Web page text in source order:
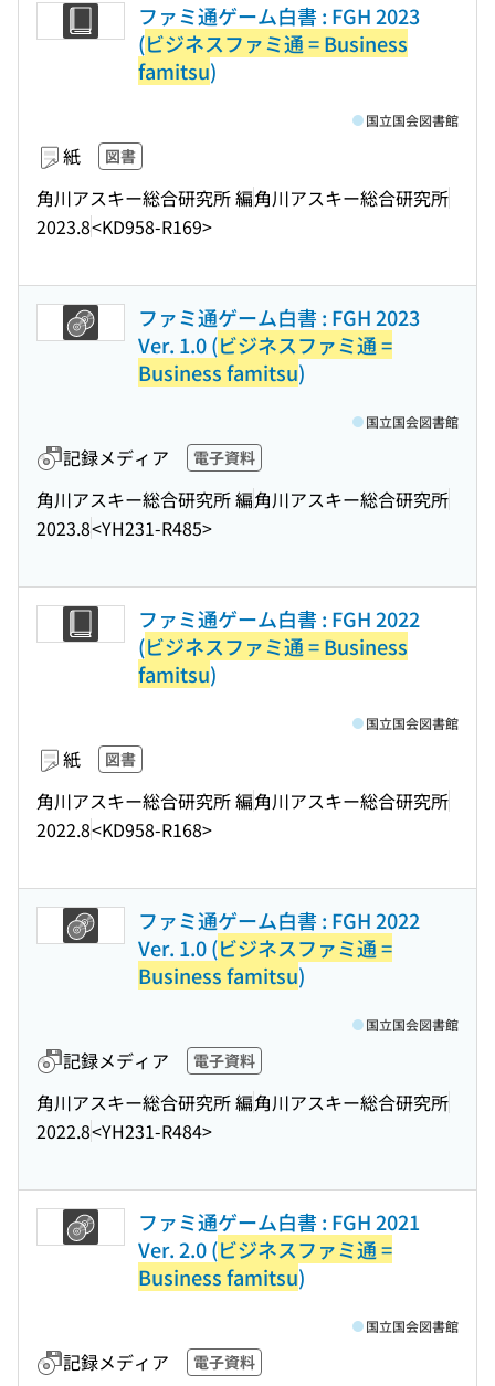
ファミ通ゲーム白書 : FGH 2023
(ビジネスファミ通 = Business
famitsu)
紙 図書
角川アスキー総合研究所 編角川アスキー総合研究所
2023.8<KD958-R169>
国立国会図書館
ファミ通ゲーム白書 : FGH 2023
Ver. 1.0 (ビジネスファミ通 =
Business famitsu)
記録メディア 電子資料
角川アスキー総合研究所 編角川アスキー総合研究所
2023.8<YH231-R485>
国立国会図書館
ファミ通ゲーム白書 : FGH 2022
(ビジネスファミ通 = Business
famitsu)
紙 図書
角川アスキー総合研究所 編角川アスキー総合研究所
2022.8<KD958-R168>
国立国会図書館
ファミ通ゲーム白書 : FGH 2022
Ver. 1.0 (ビジネスファミ通 =
Business famitsu)
記録メディア 電子資料
角川アスキー総合研究所 編角川アスキー総合研究所
2022.8<YH231-R484>
国立国会図書館
ファミ通ゲーム白書 : FGH 2021
Ver. 2.0 (ビジネスファミ通 =
Business famitsu)
記録メディア 電子資料
国立国会図書館